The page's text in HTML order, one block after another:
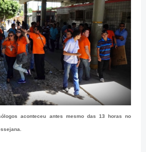
aconteceu antes mesmo das 13 horas no